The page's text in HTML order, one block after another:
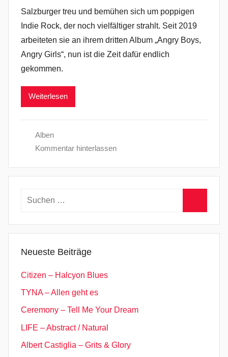
Salzburger treu und bemühen sich um poppigen
Indie Rock, der noch vielfältiger strahlt. Seit 2019
arbeiteten sie an ihrem dritten Album „Angry Boys,
Angry Girls“, nun ist die Zeit dafür endlich
gekommen.
Weiterlesen
Alben
Kommentar hinterlassen
Suchen
Neueste Beiträge
Citizen – Halcyon Blues
TYNA – Allen geht es
Ceremony – Tell Me Your Dream
LIFE – Abstract / Natural
Albert Castiglia – Grits & Glory